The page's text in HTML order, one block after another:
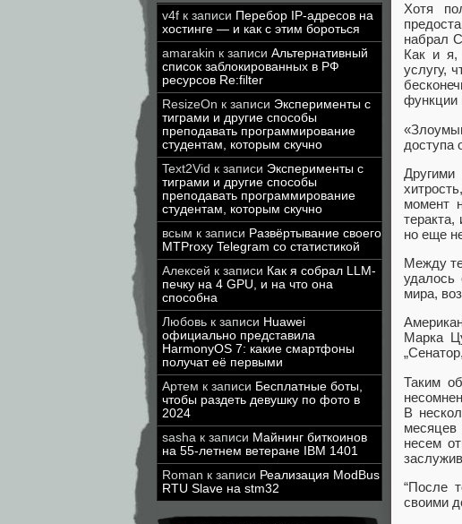
v4f к записи Перебор IP-адресов на
хостинге — и как с этим бороться
amarakin к записи Альтернативный
список заблокированных в РФ
ресурсов Re:filter
ResizeOn к записи Эксперименты с
тиграми и другие способы
преподавать программирование
студентам, которым скучно
Text2Vid к записи Эксперименты с
тиграми и другие способы
преподавать программирование
студентам, которым скучно
всым к записи Развёртывание своего
MTProxy Telegram со статистикой
Алексей к записи Как я собрал LLM-
печку на 4 GPU, и на что она
способна
Любовь к записи Huawei
официально представила
HarmonyOS 7: какие смартфоны
получат её первыми
Артем к записи Бесплатные боты,
чтобы раздеть девушку по фото в
2024
sasha к записи Майнинг биткоинов
на 55-летнем ветеране IBM 1401
Roman к записи Реализация ModBus
RTU Slave на stm32
Хотя
набрал
Как и я,
услугу,
функции
доступа
момент
но еще
Между
удалось
мира,
Марка
Таким
В
месяцев
несем
“После
своими